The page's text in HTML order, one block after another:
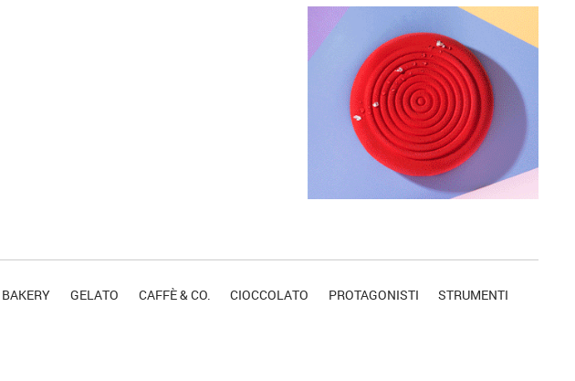
BAKERY GELATO CAFFÈ & CO. CIOCCOLATO PROTAGONISTI STRUMENTI